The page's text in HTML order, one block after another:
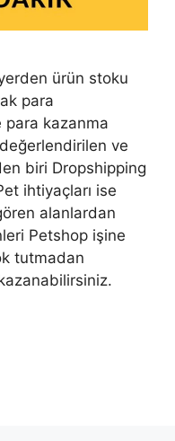
ürün stoku
para
kazanma
ve
biri Dropshipping
ihtiyaçları ise
alanlardan
Petshop işine
tutmadan